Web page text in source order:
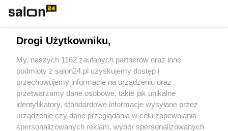
Sport
Społeczeństwo
Kultura
Drogi Użytkowniku,
My, naszych 1162 zaufanych partnerów oraz inne
podmioty z salon24.pl uzyskujemy dostęp i
przechowujemy informacje na urządzeniu oraz
przetwarzamy dane osobowe, takie jak unikalne
identyfikatory, standardowe informacje wysyłane przez
urządzenie czy dane przeglądania w celu zapewniania
spersonalizowanych reklam, wybór spersonalizowanych